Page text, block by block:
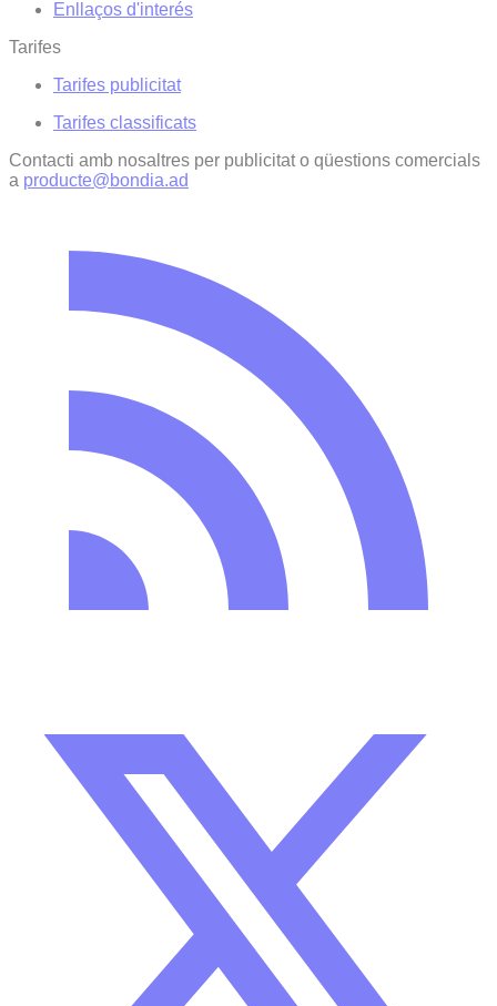
Enllaços d'interés
Tarifes
Tarifes publicitat
Tarifes classificats
Contacti amb nosaltres per publicitat o qüestions comercials
a producte@bondia.ad